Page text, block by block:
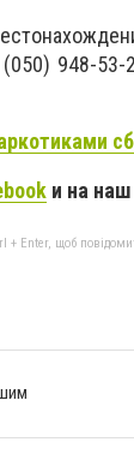
948-53-
и на наш
+ Enter, щоб